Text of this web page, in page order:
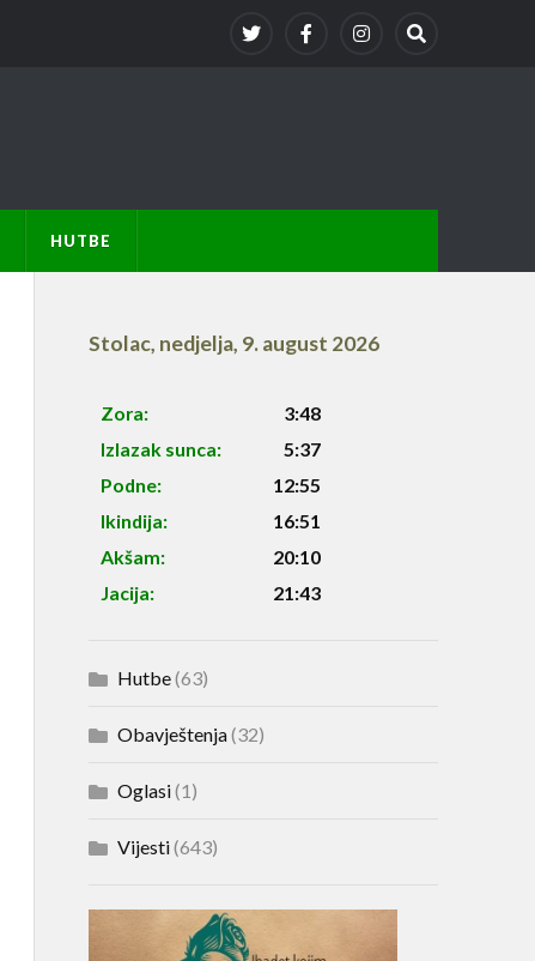
HUTBE
Stolac, nedjelja, 9. august 2026
Zora:
3:48
Izlazak sunca:
5:37
Podne:
12:55
Ikindija:
16:51
Akšam:
20:10
Jacija:
21:43
Hutbe(63)
Obavještenja(32)
Oglasi(1)
Vijesti(643)